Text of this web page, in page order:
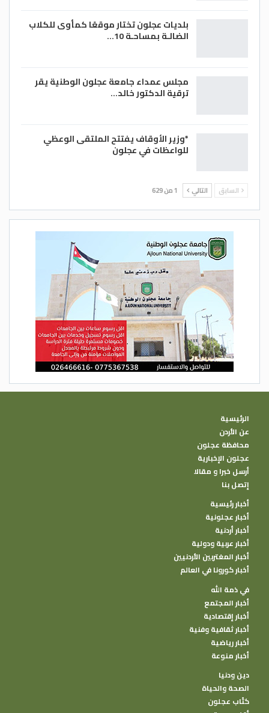
بلديات عجلون تختار موقعًا كمأوى للكلاب
الضالـة بمساحـة 10…
مجلس عمداء جامعة عجلون الوطنية يقر
ترقية الدكتور خالد…
*وزير الأوقاف يفتتح الملتقى الوعظي
للواعظات في عجلون
السابق التالي 1 من 629
الرئيسية
عن الأردن
محافظة عجلون
عجلون الإخبارية
أرسل خبرا و مقالا
إتصل بنا
أخبار رئيسية
أخبار عجلونية
أخبار أردنية
أخبار عربية ودولية
أخبار المغتربين الأردنيين
أخبار كورونا في العالم
في ذمة الله
أخبار المجتمع
أخبار إقتصادية
أخبار ثقافية وفنية
أخبار رياضية
أخبار منوعة
دين ودنيا
الصحة والحياة
كتًاب عجلون